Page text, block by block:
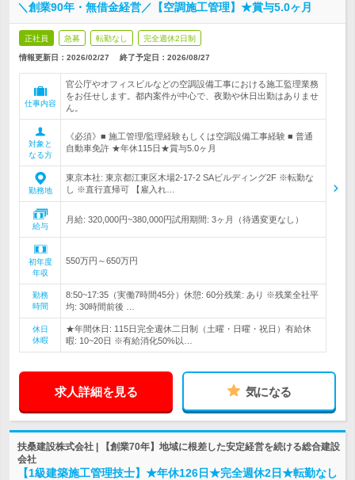
＼創業90年・無借金経営／【空調施工管理】★賞与5.0ヶ月
正社員 急募 転勤なし 完全週休2日制
情報更新日：2026/02/27 終了予定日： 2026/08/27
仕事内容
官公庁やオフィスビルなどの空調設備工事における施工監理業務
をお任せします。都内案件が中心で、夜勤や休日出勤はありませ
ん。
対象と
なる方
《必須》■ 施工管理/監理経験もしくは空調設備工事経験 ■ 普通
自動車免許 ★年休115日★賞与5.0ヶ月
勤務地
東京本社: 東京都江東区木場2-17-2 SAビルディング2F ※転勤な
し ※直行直帰可 【雇入れ…
給与
月給: 320,000円~380,000円試用期間: 3ヶ月（待遇変更なし）
初年度
年収
550万円～650万円
勤務
時間
8:50~17:35（実働7時間45分）休憩: 60分残業: あり ※残業全社平
均: 30時間前後 …
休日
休暇
★年間休日: 115日完全週休二日制（土曜・日曜・祝日）有給休
暇: 10~20日 ※有給消化50%以…
求人詳細を見る 気になる
扶桑建設株式会社 | 【創業70年】地域に根差した安定経営を続ける総合建設
会社
【1級建築施工管理技士】★年休126日★完全週休2日★転勤なし